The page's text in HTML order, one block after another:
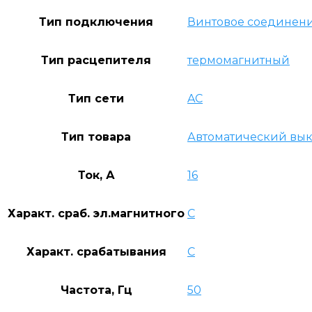
Тип подключения Винтовое
Тип расцепителя термомагнитный
Тип сети AC
Тип товара Автоматический
Ток, А 16
Характ. сраб. эл.магнитного C
Характ. срабатывания C
Частота, Гц 50